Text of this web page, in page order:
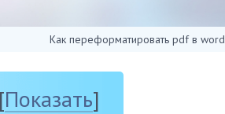
Как переформатировать pdf в word
[Показать]